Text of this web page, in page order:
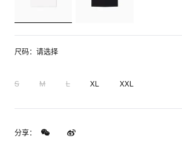
尺码：请选择
S M L XL XXL
分享：